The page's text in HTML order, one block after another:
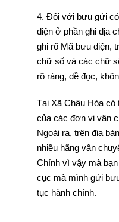
4. Đối với bưu gửi
điện ở phần ghi địa
ghi rõ Mã bưu điện,
chữ số và các chữ
rõ ràng, dễ đọc,
Tại Xã Châu Hòa
của các đơn vị vận
Ngoài ra, trên địa
nhiều hãng vận
Chính vì vậy mà
cục mà mình gửi
tục hành chính.